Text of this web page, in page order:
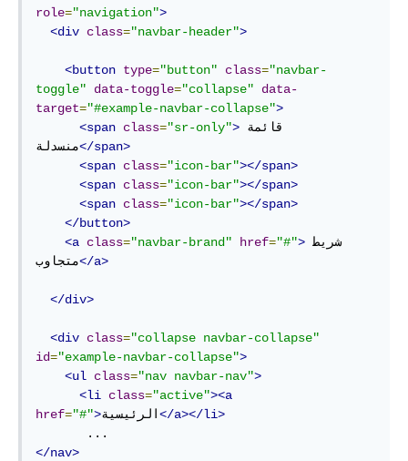
role="navigation">
<div class="navbar-header">
<button type="button" class="navbar-
toggle"
data-toggle="collapse"
data-
target="#example-navbar-collapse">
<span class="sr-only">
منسدلة</span>
<span class="icon-bar"></span>
<span class="icon-bar"></span>
<span class="icon-bar"></span>
</button>
<a class="navbar-brand" href="#">
متجاوب</a>
</div>
<div class="collapse navbar-collapse"
id="example-navbar-collapse">
<ul class="nav navbar-nav">
<li class="active"><a
href="#">الرئيسية </a></li>
</nav>